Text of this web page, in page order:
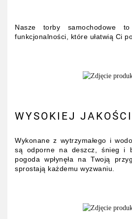
Nasze torby samochodowe
funkcjonalności, które ułatwią Ci
WYSOKIEJ
Wykonane z wytrzymałego i
są odporne na deszcz, śnieg i
pogoda wpłynęła na Twoją
sprostają każdemu wyzwaniu.